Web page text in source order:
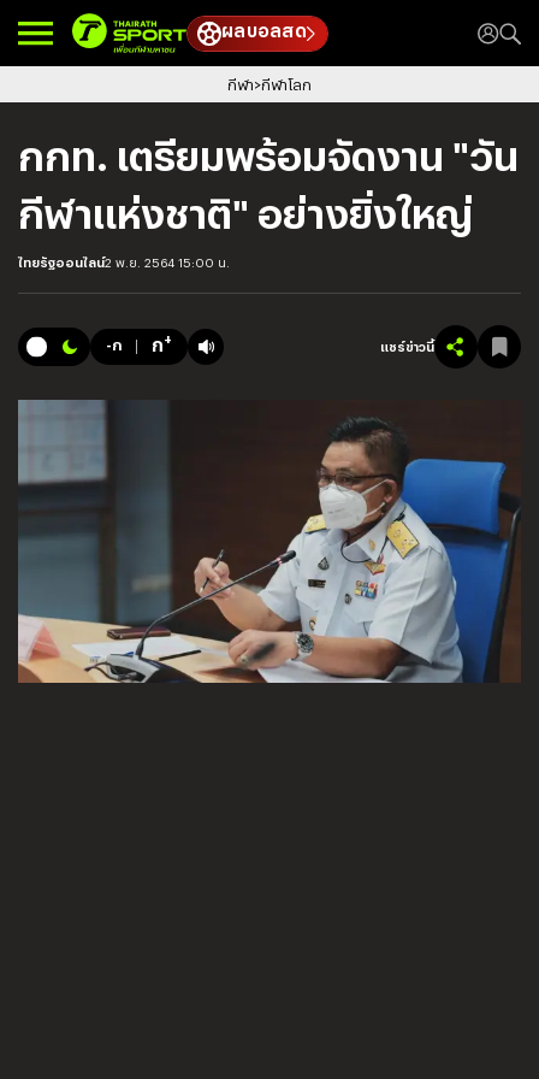
ผลบอลสด
กีฬา กีฬาโลก
กกท. เตรียมพร้อมจัดงาน "วัน
กีฬาแห่งชาติ" อย่างยิ่งใหญ่
ไทยรัฐออนไลน์2 พ.ย. 2564 15:00 น.
-ก ก+ แชร์ข่าวนี้